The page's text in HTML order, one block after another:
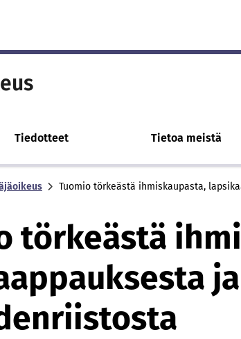
Tiedotteet Tietoa meistä
Tuomio törkeästä ihmiskaupasta,
törkeästä